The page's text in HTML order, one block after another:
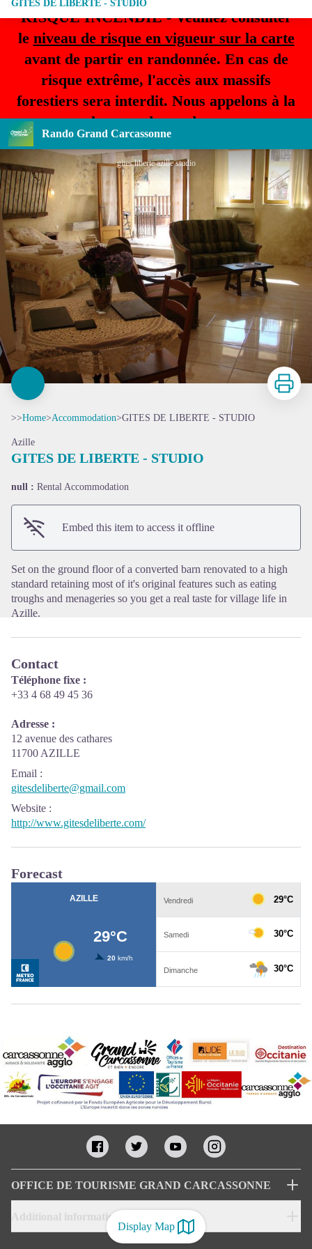
RISQUE INCENDIE - Veuillez consulter
le niveau de risque en vigueur sur la carte
avant de partir en randonnée. En cas de
risque extrême, l'accès aux massifs
forestiers sera interdit. Nous appelons à la
plus grande prudence.
Rando Grand Carcassonne
GITES DE LIBERTE - STUDIO
Display Map
gites liberte azille studio
View picture in full screen
Print
>>Home>Accommodation>GITES DE LIBERTE - STUDIO
Azille
GITES DE LIBERTE - STUDIO
null : Rental Accommodation
Embed this item to access it offline
Set on the ground floor of a converted barn renovated to a high
standard retaining most of it's original features such as eating
troughs and menageries so you get a real taste for village life in
Azille.
Contact
Téléphone fixe :
+33 4 68 49 45 36
Adresse :
12 avenue des cathares
11700 AZILLE
Email :
gitesdeliberte@gmail.com
Website :
http://www.gitesdeliberte.com/
Forecast
OFFICE DE TOURISME GRAND CARCASSONNE
Additional informations